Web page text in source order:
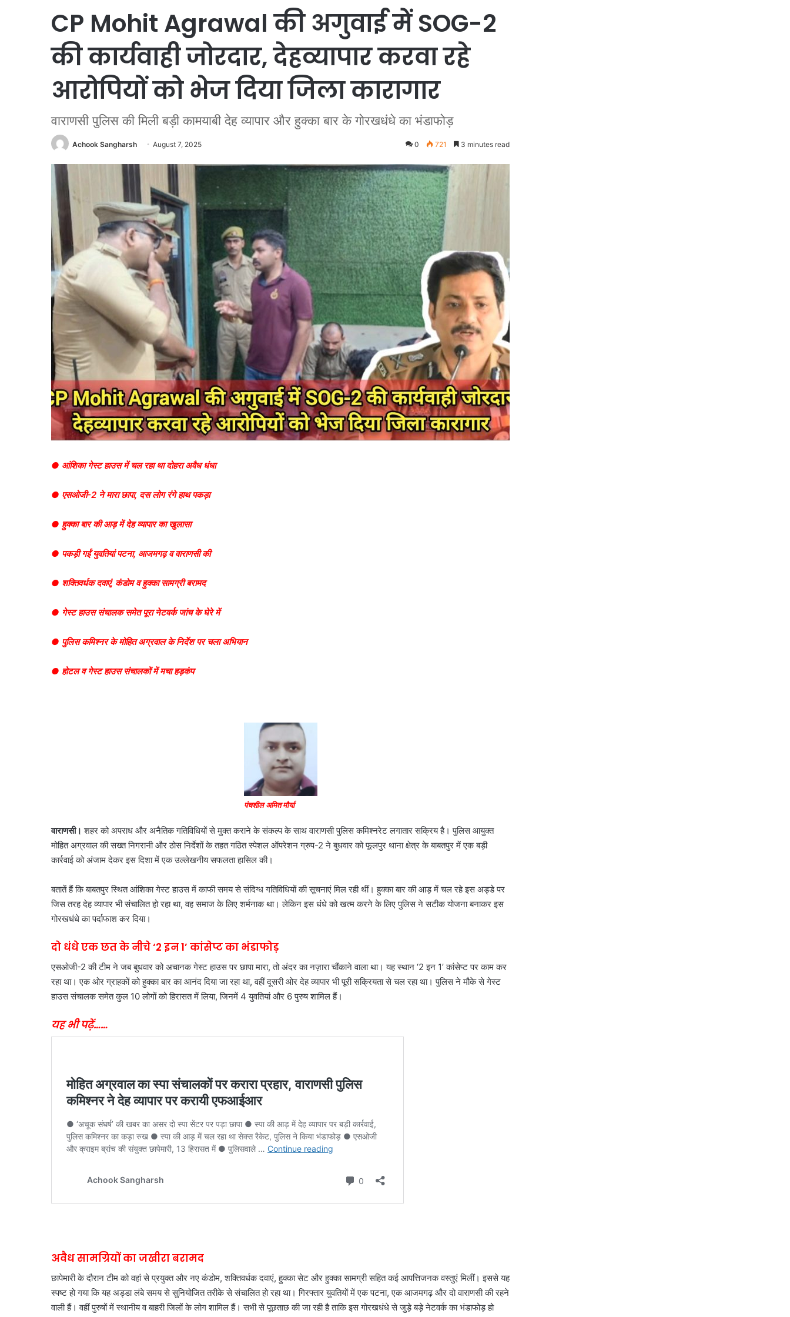
CP Mohit Agrawal की अगुवाई में SOG-2
की कार्यवाही जोरदार, देहव्यापार करवा रहे
आरोपियों को भेज दिया जिला कारागार
वाराणसी पुलिस की मिली बड़ी कामयाबी देह व्यापार और हुक्का बार के गोरखधंधे का भंडाफोड़
Achook Sangharsh August 7, 2025 0 721 3 minutes read
● आंशिका गेस्ट हाउस में चल रहा था दोहरा अवैध धंधा
● एसओजी-2 ने मारा छापा, दस लोग रंगे हाथ पकड़ा
● हुक्का बार की आड़ में देह व्यापार का खुलासा
● पकड़ी गईं युवतियां पटना, आजमगढ़ व वाराणसी की
● शक्तिवर्धक दवाएं, कंडोम व हुक्का सामग्री बरामद
● गेस्ट हाउस संचालक समेत पूरा नेटवर्क जांच के घेरे में
● पुलिस कमिश्नर के मोहित अग्रवाल के निर्देश पर चला अभियान
● होटल व गेस्ट हाउस संचालकों में मचा हड़कंप
पंचशील अमित मौर्या
वाराणसी। शहर को अपराध और अनैतिक गतिविधियों से मुक्त कराने के संकल्प के साथ वाराणसी पुलिस कमिश्नरेट लगातार सक्रिय है। पुलिस आयुक्त
मोहित अग्रवाल की सख्त निगरानी और ठोस निर्देशों के तहत गठित स्पेशल ऑपरेशन ग्रुप-2 ने बुधवार को फूलपुर थाना क्षेत्र के बाबतपुर में एक बड़ी
कार्रवाई को अंजाम देकर इस दिशा में एक उल्लेखनीय सफलता हासिल की।
बतातें हैं कि बाबतपुर स्थित आंशिका गेस्ट हाउस में काफी समय से संदिग्ध गतिविधियों की सूचनाएं मिल रही थीं। हुक्का बार की आड़ में चल रहे इस अड्डे पर
जिस तरह देह व्यापार भी संचालित हो रहा था, वह समाज के लिए शर्मनाक था। लेकिन इस धंधे को खत्म करने के लिए पुलिस ने सटीक योजना बनाकर इस
गोरखधंधे का पर्दाफाश कर दिया।
दो धंधे एक छत के नीचे ‘2 इन 1’ कांसेप्ट का भंडाफोड़
एसओजी-2 की टीम ने जब बुधवार को अचानक गेस्ट हाउस पर छापा मारा, तो अंदर का नज़ारा चौंकाने वाला था। यह स्थान ‘2 इन 1’ कांसेप्ट पर काम कर
रहा था। एक ओर ग्राहकों को हुक्का बार का आनंद दिया जा रहा था, वहीं दूसरी ओर देह व्यापार भी पूरी सक्रियता से चल रहा था। पुलिस ने मौके से गेस्ट
हाउस संचालक समेत कुल 10 लोगों को हिरासत में लिया, जिनमें 4 युवतियां और 6 पुरुष शामिल हैं।
यह भी पढ़ें……
अवैध सामग्रियों का जखीरा बरामद
छापेमारी के दौरान टीम को वहां से प्रयुक्त और नए कंडोम, शक्तिवर्धक दवाएं, हुक्का सेट और हुक्का सामग्री सहित कई आपत्तिजनक वस्तुएं मिलीं। इससे यह
स्पष्ट हो गया कि यह अड्डा लंबे समय से सुनियोजित तरीके से संचालित हो रहा था। गिरफ्तार युवतियों में एक पटना, एक आजमगढ़ और दो वाराणसी की रहने
वाली हैं। वहीं पुरुषों में स्थानीय व बाहरी जिलों के लोग शामिल हैं। सभी से पूछताछ की जा रही है ताकि इस गोरखधंधे से जुड़े बड़े नेटवर्क का भंडाफोड़ हो